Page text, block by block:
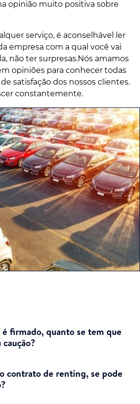
opinião muito positiva sobre
serviço, é aconselhável ler
empresa com a qual você vai
não ter surpresas.Nós amamos
opiniões para conhecer todas
satisfação dos nossos clientes.
constantemente.
é firmado, quanto se tem que
contrato de renting, se pode